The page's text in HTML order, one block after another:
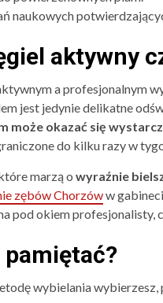
naukowych
aktywny
a profesjonalnym
jest jedynie delikatne
może okazać się
do kilku razy w
marzą o wyraźnie
zębów Chorzóww
pod okiem
wybielania wybierzesz,